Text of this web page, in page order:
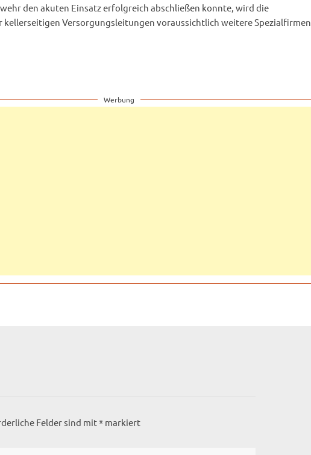
den akuten Einsatz erfolgreich abschließen konnte, wird die
kellerseitigen Versorgungsleitungen voraussichtlich weitere Spezialfirmen
Werbung
Felder sind mit* markiert